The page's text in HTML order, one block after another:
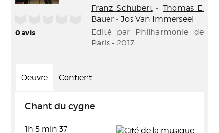
0avis
Franz Schubert-Thomas E.
Bauer-Jos Van Immerseel
Edité par Philharmonie de
Paris - 2017
Oeuvre Contient
Chant du cygne
1h 5 min 37